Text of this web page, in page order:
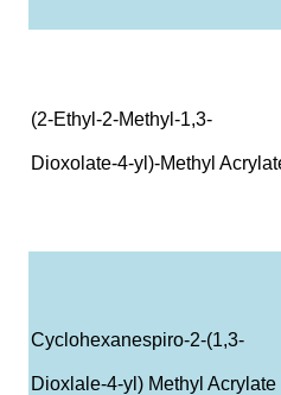
(2-Ethyl-2-Methyl-1,3-
Dioxolate-4-yl)-Methyl
Cyclohexanespiro-2-(1,3-
Dioxlale-4-yl) Methyl Acrylate